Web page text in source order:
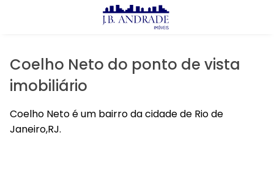
Alugar
Lançamentos
J.B Andrade
Coelho Neto do ponto de vista
imobiliário
Coelho Neto é um bairro da cidade de Rio de
Janeiro,RJ.